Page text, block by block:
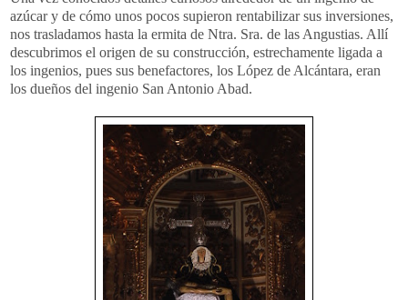
azúcar y de cómo unos pocos supieron rentabilizarsus inversiones,
nos trasladamos hasta la ermita de Ntra. Sra. de las Angustias. Allí
descubrimos el origen de su construcción, estrechamente ligada a
los ingenios, pues sus benefactores, los López de Alcántara, eran
los dueños del ingenio San Antonio Abad.